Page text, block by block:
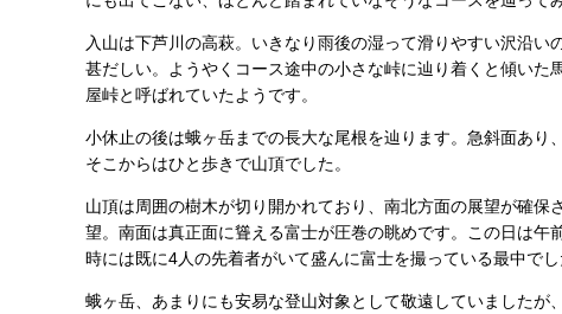
入山は下芦川の高萩。いきなり雨後の湿って滑りやすい沢沿
甚だしい。ようやくコース途中の小さな峠に辿り着くと傾い
屋峠と呼ばれていたようです。
小休止の後は蛾ヶ岳までの長大な尾根を辿ります。急斜面あり
そこからはひと歩きで山頂でした。
山頂は周囲の樹木が切り開かれており、南北方面の展望が確
望。南面は真正面に聳える富士が圧巻の眺めです。この日は
時には既に4人の先着者がいて盛んに富士を撮っている最中でし
蛾ヶ岳、あまりにも安易な登山対象として敬遠していました